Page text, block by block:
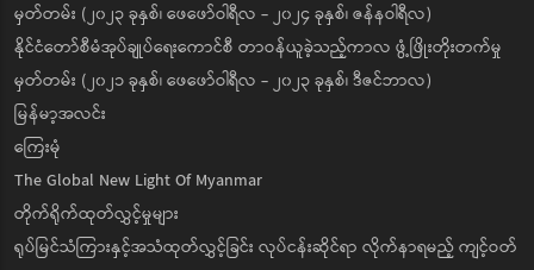
မှတ်တမ်း (၂၀၂၃ ခုနှစ်၊ ဖေဖော်ဝါရီလ - ၂၀၂၄ ခုနှစ်၊ ဇန်နဝါရီလ)
နိုင်ငံတော်စီမံအုပ်ချုပ်ရေးကောင်စီ တာဝန်ယူခဲ့သည့်ကာလ ဖွံ့ဖြိုးတိုးတက်မှု
မှတ်တမ်း (၂၀၂၁ ခုနှစ်၊ ဖေဖော်ဝါရီလ - ၂၀၂၃ ခုနှစ်၊ ဒီဇင်ဘာလ)
မြန်မာ့အလင်း
ကြေးမုံ
The Global New Light Of Myanmar
တိုက်ရိုက်ထုတ်လွှင့်မှုများ
ရုပ်မြင်သံကြားနှင့်အသံထုတ်လွှင့်ခြင်း လုပ်ငန်းဆိုင်ရာ လိုက်နာရမည့် ကျင့်ဝတ်